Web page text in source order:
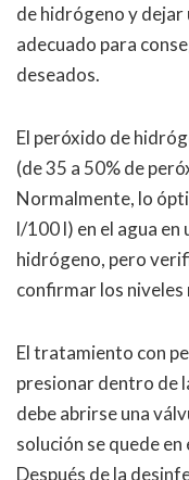
de hidrógeno y
adecuado para
deseados.
El peróxido de
(de 35 a 50% de
Normalmente, lo
l/100 l) en el agua
hidrógeno, pero
confirmar los
El tratamiento con
presionar dentro de
debe abrirse una
solución se quede
Después de la